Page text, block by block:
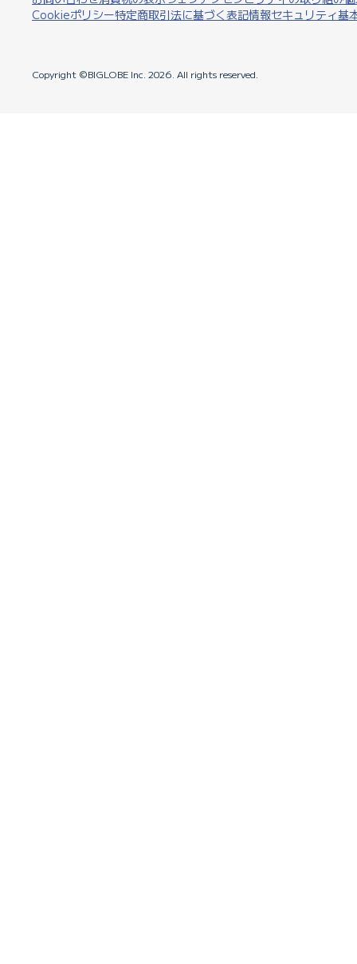
Cookieポリシー特定商取引法に基づく表記情報セキュリティ基
Copyright ©BIGLOBE Inc. 2026. All rights reserved.